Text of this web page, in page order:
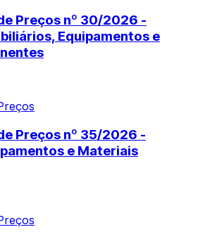
Preços nº 30/2026 -
Equipamentos e
Preços nº 35/2026 -
e Materiais